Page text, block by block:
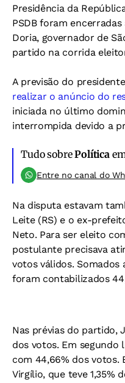
Presidência da
PSDB foram encerradas
Doria, governador de
partido na corrida
A previsão do
realizar o anúncio do
iniciada no último
interrompida devido a
Tudo sobrePolítica
Entre no canal do
Na disputa estavam
Leite (RS) e o ex-
Neto. Para ser eleito
postulante precisava
votos válidos. Somados
foram contabilizados
Nas prévias do partido,
dos votos. Em segundo
com 44,66% dos votos.
Virgílio, que teve 1,35%